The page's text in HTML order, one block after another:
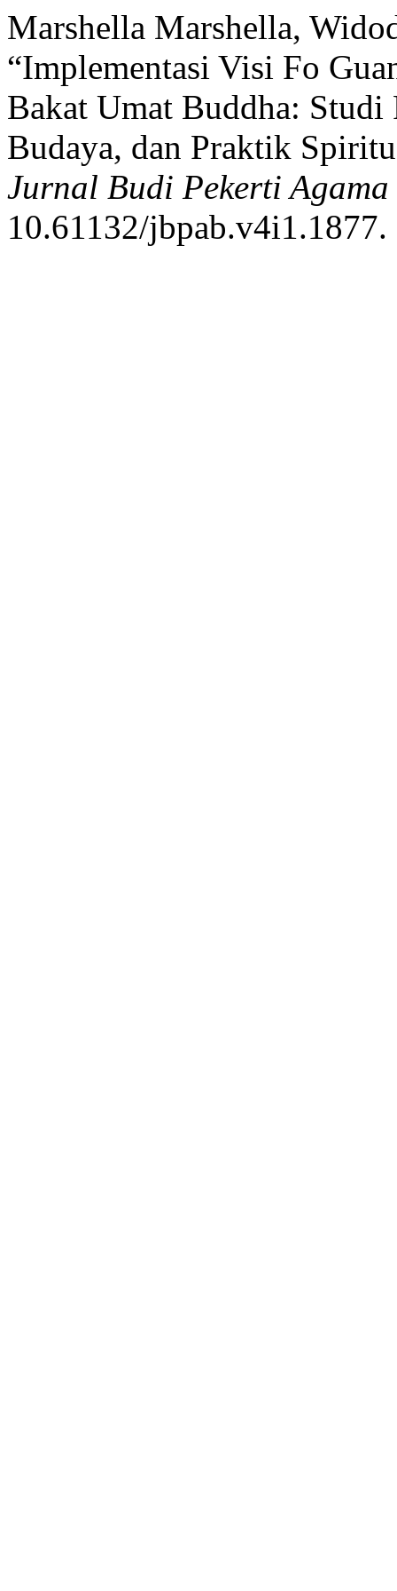
Marshella Marshella,
“Implementasi Visi Fo
Bakat Umat Buddha: Studi
Budaya, dan Praktik
Jurnal Budi Pekerti
10.61132/jbpab.v4i1.1877.